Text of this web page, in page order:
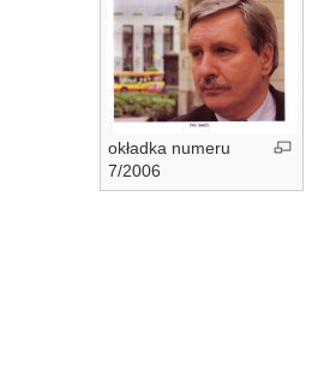
okładka numeru
7/2006